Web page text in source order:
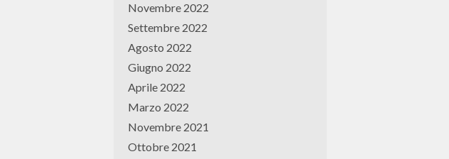
Novembre 2022
Settembre 2022
Agosto 2022
Giugno 2022
Aprile 2022
Marzo 2022
Novembre 2021
Ottobre 2021